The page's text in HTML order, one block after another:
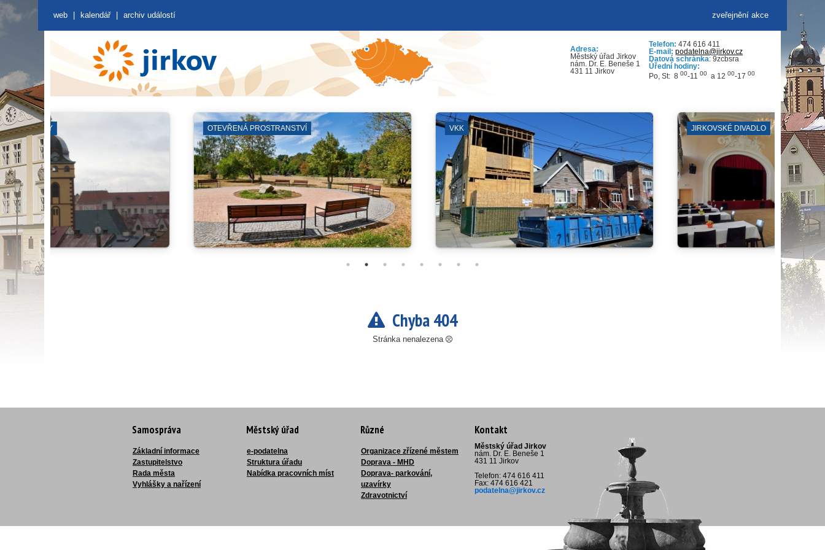
zveřejnění akce
web kalendář archiv událostí
Adresa:
Městský úřad Jirkov
nám. Dr. E. Beneše 1
431 11 Jirkov
Telefon: 474 616 411
E-mail: podatelna@jirkov.cz
Datová schránka: 9zcbsra
Úřední hodiny:
Po, St: 8 00-11 00 a 12 00-17 00
JIRKOVSKÉ DIVADLO ZÁJMOVÁ SDRUŽENÍ VENKOVNÍ PROSTRANSTVÍ
Chyba 404
Stránka nenalezena
Samospráva
Základní informace
Zastupitelstvo
Rada města
Vyhlášky a nařízení
Městský úřad
e-podatelna
Struktura úřadu
Nabídka pracovních míst
Různé
Organizace zřízené městem
Doprava - MHD
Doprava- parkování,
uzavírky
Zdravotnictví
Kontakt
Městský úřad Jirkov
nám. Dr. E. Beneše 1
431 11 Jirkov
Telefon: 474 616 411
Fax: 474 616 421
podatelna@jirkov.cz